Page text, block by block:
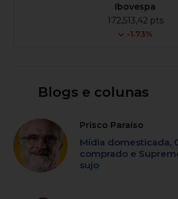
Ibovespa
172,513,42 pts
-1.73%
Blogs e colunas
Prisco Paraíso
Mídia domesticada,
comprado e
sujo